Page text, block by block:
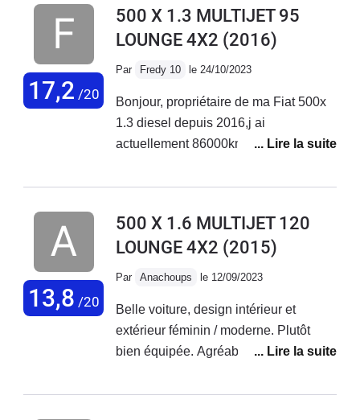
17,2 /20
500 X 1.3 MULTIJET 95
LOUNGE 4X2 (2016)
Par Fredy 10 le 24/10/2023
Bonjour, propriétaire de ma Fiat 500x
1.3 diesel depuis 2016,j ai
actuellement 86000km au compteur
Entretien courant effectué chez Fiat
polyvalent.
13,8 /20
500 X 1.6 MULTIJET 120
LOUNGE 4X2 (2015)
Par Anachoups le 12/09/2023
Belle voiture, design intérieur et
extérieur féminin / moderne. Plutôt
bien équipée. Agréable à conduire sur
de route. Malheureusement aucune